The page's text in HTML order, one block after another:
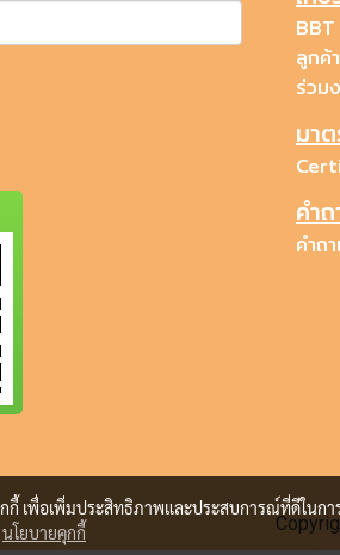
ลูกค้
ร่วม
มา
คำ
คำถ
กี้ เพื่อเพิ่มประสิทธิภาพและประสบการณ์ที่ดีในก
นโยบายคุกกี้